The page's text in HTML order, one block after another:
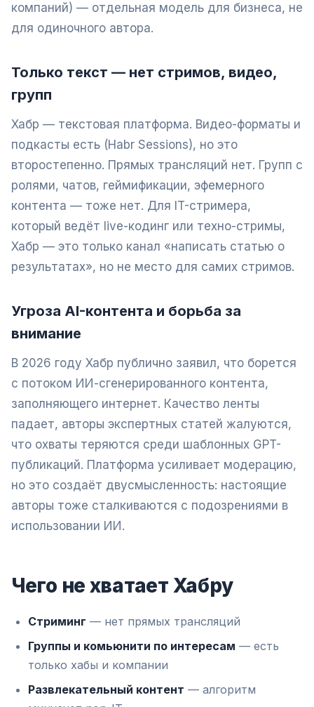
компаний) — отдельная модель для бизнеса, не
для одиночного автора.
Только текст — нет стримов, видео,
групп
Хабр — текстовая платформа. Видео-форматы и
подкасты есть (Habr Sessions), но это
второстепенно. Прямых трансляций нет. Групп с
ролями, чатов, геймификации, эфемерного
контента — тоже нет. Для IT-стримера,
который ведёт live-кодинг или техно-стримы,
Хабр — это только канал «написать статью о
результатах», но не место для самих стримов.
Угроза AI-контента и борьба за
внимание
В 2026 году Хабр публично заявил, что борется
с потоком ИИ-сгенерированного контента,
заполняющего интернет. Качество ленты
падает, авторы экспертных статей жалуются,
что охваты теряются среди шаблонных GPT-
публикаций. Платформа усиливает модерацию,
но это создаёт двусмысленность: настоящие
авторы тоже сталкиваются с подозрениями в
использовании ИИ.
Чего не хватает Хабру
Стриминг — нет прямых трансляций
Группы и комьюнити по интересам — есть
только хабы и компании
Развлекательный контент — алгоритм